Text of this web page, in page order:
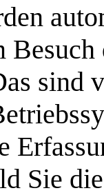
sind
Sie